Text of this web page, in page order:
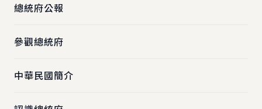
總統府公報
參觀總統府
中華民國簡介